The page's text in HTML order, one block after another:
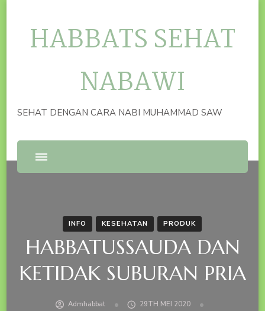
HABBATS SEHAT
NABAWI
SEHAT DENGAN CARA NABI MUHAMMAD SAW
INFO KESEHATAN PRODUK
HABBATUSSAUDA DAN
KETIDAK SUBURAN PRIA
Admhabbat
29TH MEI 2020